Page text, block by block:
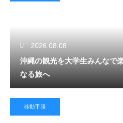
2026.08.08
沖縄の観光を大学生みんなで
なる旅へ
移動手段